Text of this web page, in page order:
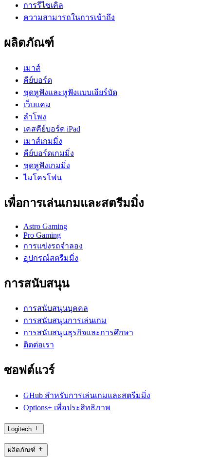
การรีไซเคิล
ความสามารถในการเข้าถึง
ผลิตภัณฑ์
เมาส์
คีย์บอร์ด
ชุดหูฟังและหูฟังแบบเอียร์บัด
เว็บแคม
ลำโพง
เคสคีย์บอร์ด iPad
เมาส์เกมมิ่ง
คีย์บอร์ดเกมมิ่ง
ชุดหูฟังเกมมิ่ง
ไมโครโฟน
เพื่อการเล่นเกมและสตรีมมิ่ง
Astro Gaming
Pro Gaming
การแข่งรถจำลอง
อุปกรณ์สตรีมมิ่ง
การสนับสนุน
การสนับสนุนบุคคล
การสนับสนุนการเล่นเกม
การสนับสนุนธุรกิจและการศึกษา
ติดต่อเรา
ซอฟต์แวร์
GHub สำหรับการเล่นเกมและสตรีมมิ่ง
Options+ เพื่อประสิทธิภาพ
Logitech
ผลิตภัณฑ์